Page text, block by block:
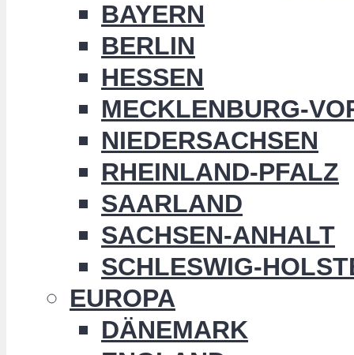
BAYERN
BERLIN
HESSEN
MECKLENBURG-
NIEDERSACHSEN
RHEINLAND-PFALZ
SAARLAND
SACHSEN-ANHALT
SCHLESWIG-
EUROPA
DÄNEMARK